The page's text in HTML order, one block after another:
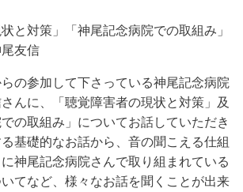
と対策」「神尾記念病院での取組み」
友信
の参加して下さっている神尾記念病院
んに、「聴覚障害者の現状と対策」及
の取組み」についてお話していただき
基礎的なお話から、音の聞こえる仕組
神尾記念病院さんで取り組まれている
てなど、様々なお話を聞くことが出来